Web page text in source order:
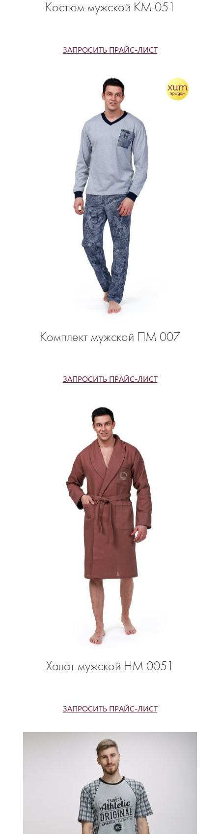
Костюм мужской КМ 051
ЗАПРОСИТЬ ПРАЙС-ЛИСТ
Комплект мужской ПМ 007
ЗАПРОСИТЬ ПРАЙС-ЛИСТ
Халат мужской НМ 0051
ЗАПРОСИТЬ ПРАЙС-ЛИСТ